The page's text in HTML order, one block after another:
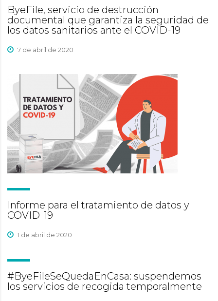
ByeFile, servicio de destrucción
documental que garantiza la seguridad de
los datos sanitarios ante el COVID-19
7 de abril de 2020
Informe para el tratamiento de datos y
COVID-19
1 de abril de 2020
#ByeFileSeQuedaEnCasa: suspendemos
los servicios de recogida temporalmente